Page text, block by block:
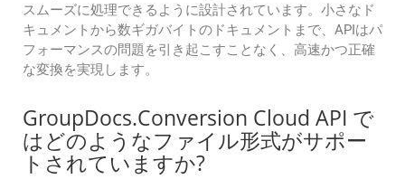
スムーズに処理できるように設計されています。小さなド
キュメントから数ギガバイトのドキュメントまで、APIはパ
フォーマンスの問題を引き起こすことなく、高速かつ正確
な変換を実現します。
GroupDocs.Conversion Cloud API で
はどのようなファイル形式がサポー
トされていますか?